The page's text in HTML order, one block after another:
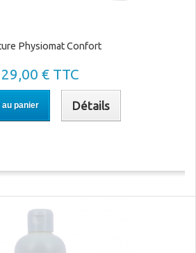
Physiomat Confort
29,00 € TTC
panier Détails